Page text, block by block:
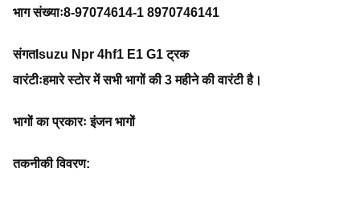
भाग संख्याः8-97074614-1 8970746141
संगतIsuzu Npr 4hf1 E1 G1 ट्रक
वारंटीःहमारे स्टोर में सभी भागों की 3 महीने की वारंटी है।
भागों का प्रकारः इंजन भागों
तकनीकी विवरण: